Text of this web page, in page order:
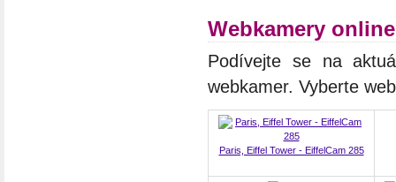
Webkamery
Podívejte se na
webkamer. Vyberte
Paris, Eiffel Tower - EiffelCam 285